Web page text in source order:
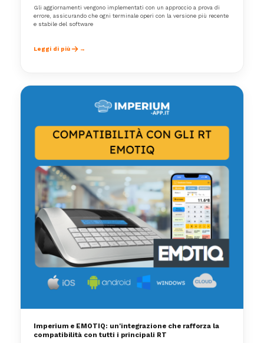
Gli aggiornamenti vengono implementati con un approccio a prova di
errore, assicurando che ogni terminale operi con la versione più recente
e stabile del software
Leggi di più
Imperium e EMOTIQ: un'integrazione che rafforza la
compatibilità con tutti i principali RT